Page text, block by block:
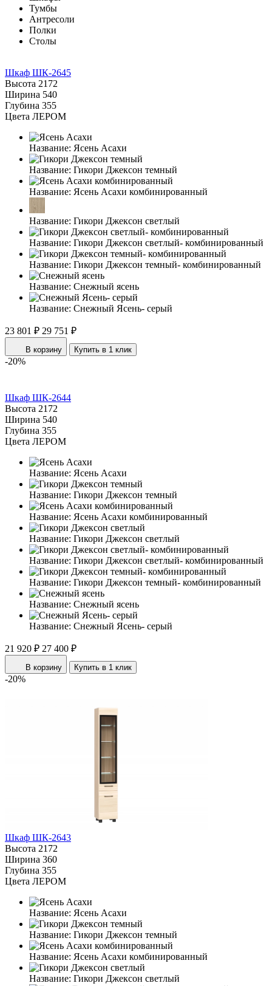
Тумбы
Антресоли
Полки
Столы
Шкаф ШК-2645
Высота 2172
Ширина 540
Глубина 355
Цвета ЛЕРОМ
Название: Ясень Асахи
Название: Гикори Джексон темный
Название: Ясень Асахи комбинированный
Название: Гикори Джексон светлый
Название: Гикори Джексон светлый- комбинированный
Название: Гикори Джексон темный- комбинированный
Название: Снежный ясень
Название: Снежный Ясень- серый
23 801 ₽ 29 751 ₽
В корзину Купить в 1 клик
-20%
Шкаф ШК-2644
Высота 2172
Ширина 540
Глубина 355
Цвета ЛЕРОМ
Название: Ясень Асахи
Название: Гикори Джексон темный
Название: Ясень Асахи комбинированный
Название: Гикори Джексон светлый
Название: Гикори Джексон светлый- комбинированный
Название: Гикори Джексон темный- комбинированный
Название: Снежный ясень
Название: Снежный Ясень- серый
21 920 ₽ 27 400 ₽
В корзину Купить в 1 клик
-20%
Шкаф ШК-2643
Высота 2172
Ширина 360
Глубина 355
Цвета ЛЕРОМ
Название: Ясень Асахи
Название: Гикори Джексон темный
Название: Ясень Асахи комбинированный
Название: Гикори Джексон светлый